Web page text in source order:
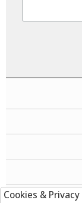
Cookies & Privacy